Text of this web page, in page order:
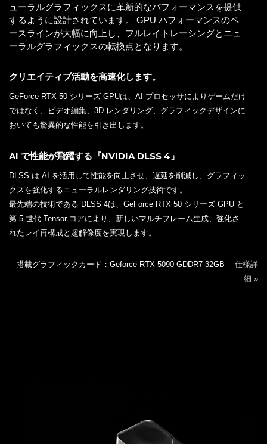
ューラルグラフィックスに革新的なパフォーマンスを提供
するように設計されています。 GPU パフォーマンスのベ
ースラインが大幅に向上し、フルレイトレーシングとニュ
ーラルグラフィックスの転換点となります。
クリエイティブ活動を高速化します。
GeForce RTX 50 シリーズ GPUは、AI プロセッサによりゲームだけ
ではなく、ビデオ編集、3D レンダリング、グラフィックデザインに
おいても驚異的な性能を引き出します。
AI で性能が飛躍する『NVIDIA DLSS 4』
DLSS は AI を活用して性能を向上させ、遅延を削減し、グラフィッ
クスを強化するニューラルレンダリング技術です。
最先端の技術である DLSS 4は、GeForce RTX 50 シリーズ GPU と
第 5 世代 Tensor コアにより、新しいマルチフレーム生成、強化さ
れたレイ再構成と超解像度を実現します。
搭載グラフィックカード：Geforce RTX 5090 GDDR7 32GB 仕様詳
細 »